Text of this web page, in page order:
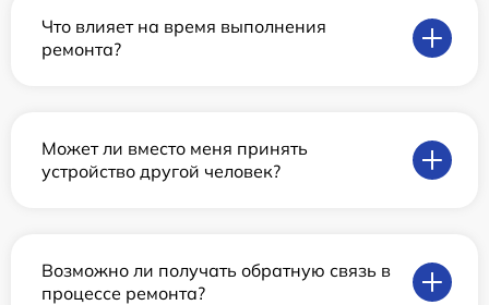
Что влияет на время выполнения
ремонта?
Может ли вместо меня принять
устройство другой человек?
Возможно ли получать обратную связь в
процессе ремонта?